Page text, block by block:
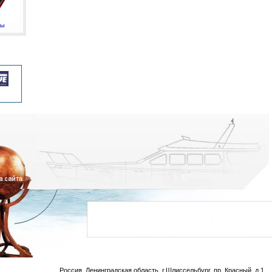
Россия, Ленинградская область, г.Шлиссельбург, пр. Красный, д.1